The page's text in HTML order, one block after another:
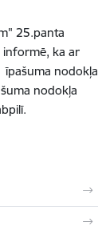
25.panta
informē, ka ar
nodokļa
nodokļa